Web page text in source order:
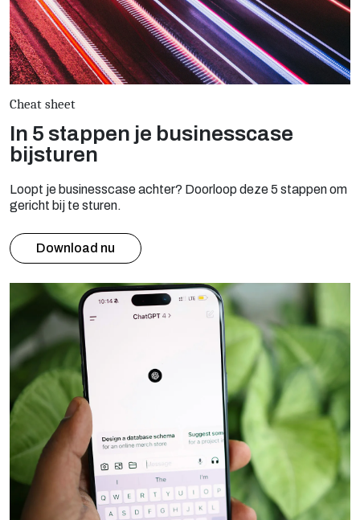
Cheat sheet
In 5 stappen je businesscase
bijsturen
Loopt je businesscase achter? Doorloop deze 5 stappen om
gericht bij te sturen.
Download nu